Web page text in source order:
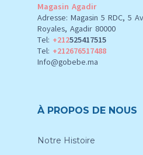
Magasin Agadir
Adresse: Magasin 5 RDC, 5
Royales, Agadir 80000
Tel: +212525417515
Tel: +212676517488
Info@gobebe.ma
À PROPOS DE NOUS
Notre Histoire